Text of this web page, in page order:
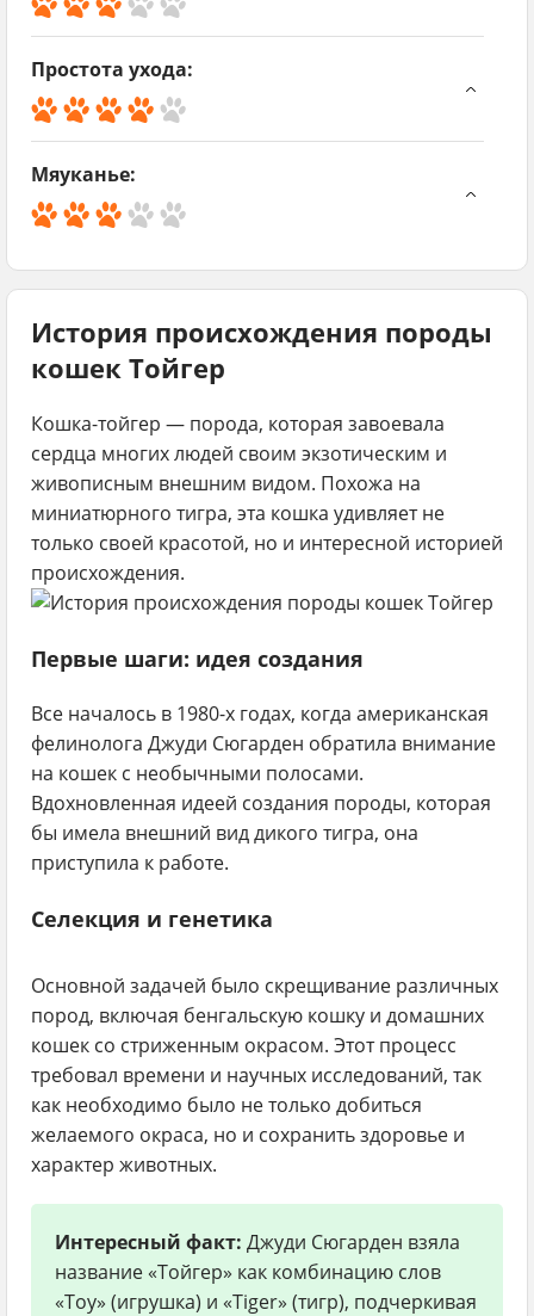
об
Их шерсть требует умеренного ухода для
поддержания в хорошем состоянии.
Простота ухода:
По
об
Не требуют сложного ухода, достаточно
базовых процедур и регулярного внимания.
Мяуканье:
По
не
чувства через движение и взгляды, а не голос.
История происхождения породы
кошек Тойгер
Кошка-тойгер — порода, которая завоевала
сердца многих людей своим экзотическим и
живописным внешним видом. Похожа на
миниатюрного тигра, эта кошка удивляет не
только своей красотой, но и интересной историей
происхождения.
Первые шаги: идея создания
Все началось в 1980-х годах, когда американская
фелинолога Джуди Сюгарден обратила внимание
на кошек с необычными полосами.
Вдохновленная идеей создания породы, которая
бы имела внешний вид дикого тигра, она
приступила к работе.
Селекция и генетика
Основной задачей было скрещивание различных
пород, включая бенгальскую кошку и домашних
кошек со стриженным окрасом. Этот процесс
требовал времени и научных исследований, так
как необходимо было не только добиться
желаемого окраса, но и сохранить здоровье и
характер животных.
Интересный факт: Джуди Сюгарден взяла
название «Тойгер» как комбинацию слов
«Toy» (игрушка) и «Tiger» (тигр), подчеркивая